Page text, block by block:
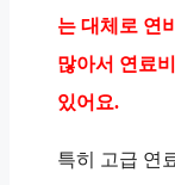
는 대체로 연
많아서 연료
있어요.
특히 고급 연